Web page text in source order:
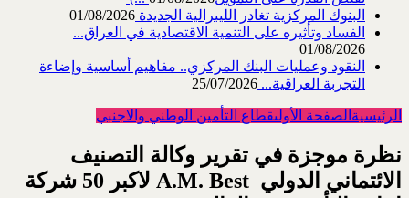
البنوك المركزية تغادر الليبرالية الجديدة 01/08/2026
الفساد وتأثيره على التنمية الاقتصادية في العراق...
01/08/2026
النقود وعمليات البنك المركزي.. مفاهيم أساسية وإضاءة
التجربة العراقية... 25/07/2026
الرئيسية الصفحة الأولىقطاع التأمين الوطني والاجنبي
نظرة موجزة في تقرير وكالة التصنيف
الائتماني الدولي ‏‎ A.M. Best ‎لاكبر ‏‏50 شركة